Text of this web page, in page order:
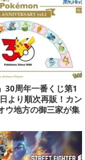
30周年一番くじ第1
より順次再販！カン
ウ地方の御三家が集
ぬいぐるみなど記念
くさん